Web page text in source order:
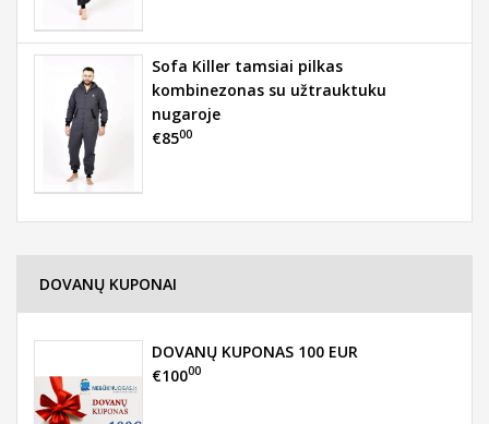
Sofa Killer tamsiai pilkas
kombinezonas su užtrauktuku
nugaroje
€8500
DOVANŲ KUPONAI
DOVANŲ KUPONAS 100 EUR
€10000